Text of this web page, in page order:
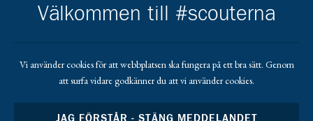
Gå till pl_50
Välkommen till #scouterna
Vi använder cookies för att webbplatsen ska fungera på ett bra sätt. Genom
att surfa vidare godkänner du att vi använder cookies.
JAG FÖRSTÅR - STÄNG MEDDELANDET